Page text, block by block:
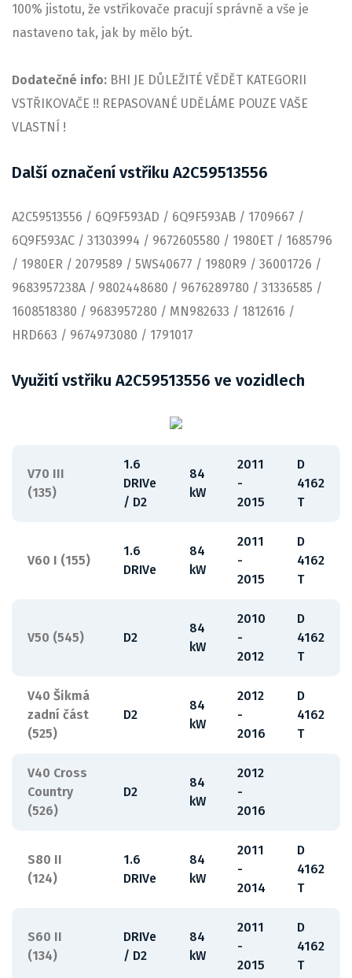
100% jistotu, že vstřikovače pracují správně a vše je
nastaveno tak, jak by mělo být.
Dodatečné info: BHI JE DŮLEŽITÉ VĚDĚT KATEGORII
VSTŘIKOVAČE !! REPASOVANÉ UDĚLÁME POUZE VAŠE
VLASTNÍ !
Další označení vstřiku A2C59513556
A2C59513556 / 6Q9F593AD / 6Q9F593AB / 1709667 /
6Q9F593AC / 31303994 / 9672605580 / 1980ET / 1685796
/ 1980ER / 2079589 / 5WS40677 / 1980R9 / 36001726 /
9683957238A / 9802448680 / 9676289780 / 31336585 /
1608518380 / 9683957280 / MN982633 / 1812616 /
HRD663 / 9674973080 / 1791017
Využití vstřiku A2C59513556 ve vozidlech
V70 III
(135)
1.6
DRIVe
/ D2
84
kW
2011
-
2015
D
4162
T
V60 I (155)
1.6
DRIVe
84
kW
2011
-
2015
D
4162
T
V50 (545) D2
84
kW
2010
-
2012
D
4162
T
V40 Šikmá
zadní část
(525)
D2
84
kW
2012
-
2016
D
4162
T
V40 Cross
Country
(526)
D2
84
kW
2012
-
2016
S80 II
(124)
1.6
DRIVe
84
kW
2011
-
2014
D
4162
T
S60 II
(134)
DRIVe
/ D2
84
kW
2011
-
2015
D
4162
T